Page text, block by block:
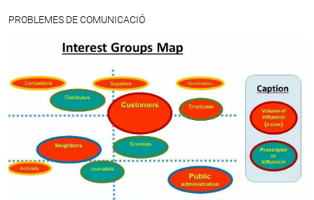
PROBLEMES DE COMUNICACIÓ